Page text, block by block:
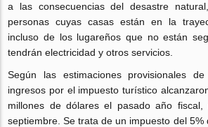
a las consecuencias del desastre
personas cuyas casas están en la
incluso de los lugareños que no están
tendrán electricidad y otros servicios.
Según las estimaciones provisionales
ingresos por el impuesto turístico
millones de dólares el pasado año
septiembre. Se trata de un impuesto del 5%